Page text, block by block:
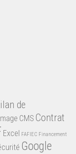
de
CMS Contrat
Excel FAFIEC Financement
Google